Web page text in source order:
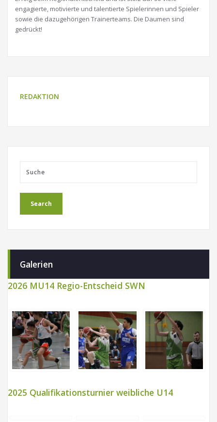
engagierte, motivierte und talentierte Spielerinnen und Spieler
sowie die dazugehörigen Trainerteams. Die Daumen sind
gedrückt!
REDAKTION
Galerien
2026 MU14 Regio-Entscheid SWN
2025 Qualifikationsturnier weibliche U14